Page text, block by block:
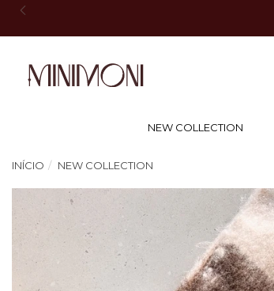
NEW COLLECTION
INÍCIO NEW COLLECTION